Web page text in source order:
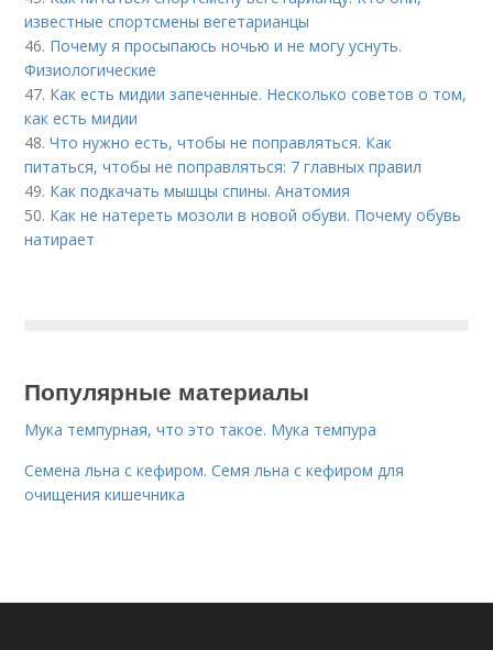
известные спортсмены вегетарианцы
46. Почему я просыпаюсь ночью и не могу уснуть.
Физиологические
47. Как есть мидии запеченные. Несколько советов о том,
как есть мидии
48.Что нужно есть, чтобы не поправляться. Как
питаться, чтобы не поправляться: 7 главных правил
49. Как подкачать мышцы спины. Анатомия
50. Как не натереть мозоли в новой обуви. Почему обувь
натирает
Популярные материалы
Мука темпурная, что это такое. Мука темпура
Семена льна с кефиром. Семя льна с кефиром для
очищения кишечника